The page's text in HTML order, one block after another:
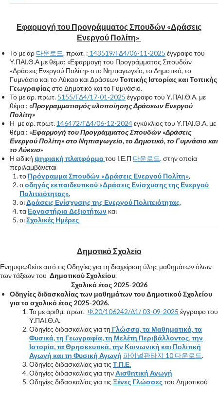
Εφαρμογή του Προγράμματος Σπουδών «Δράσεις
Ενεργού Πολίτη»
Το με αρ 다운로드. πρωτ. : 143519/ΓΔ4/06-11-2025 έγγραφο του
Υ.ΠΑΙ.Θ.Α με θέμα: «Εφαρμογή του Προγράμματος Σπουδών
«Δράσεις Ενεργού Πολίτη» στο Νηπιαγωγείο, το Δημοτικό, το
Γυμνάσιο και το Λύκειο και ΔράσεωνΤοπικής Ιστορίας και Τοπικής
Γεωγραφίαςστο Δημοτικό και το Γυμνάσιο.
Το με αρ. πρωτ. 5155/ΓΔ4/17-01-2025 έγγραφο του Υ.ΠΑΙ.Θ.Α. με
θέμα : «Προγραμματισμός υλοποίησης Δράσεων Ενεργού
Πολίτη»
Η με αρ. πρωτ. 146472/ΓΔ4/06-12-2024εγκύκλιος του Υ.ΠΑΙ.Θ.Α. με
θέμα : «Εφαρμογή του Προγράμματος Σπουδών «Δράσεις
Ενεργού Πολίτη» στο Νηπιαγωγείο, το Δημοτικό, το Γυμνάσιο και
το Λύκειο»
Η ειδική ψηφιακή πλατφόρματου Ι.Ε.Π 다운로드. στην οποία
περιλαμβάνεται
το Πρόγραμμα Σπουδών «Δράσεις Ενεργού Πολίτη»,
οοδηγός εκπαιδευτικού «Δράσεις Ενίσχυσης της Ενεργού
Πολιτειότητας»,
οιΔράσεις Ενίσχυσης της Ενεργού Πολιτειότητας,
τα Εργαστήρια Δεξιοτήτων και
οιΣχολικές Ημέρες
Δημοτικό Σχολείο
Ενημερωθείτε από τις Οδηγίες για τη διαχείριση ύλης μαθημάτων όλων
των τάξεων του Δημοτικού Σχολείου.
Σχολικό έτος 2025-2026
Οδηγίες διδασκαλίας των μαθημάτων του Δημοτικού Σχολείου
για το σχολικό έτος 2025-2026.
Το με αριθμ. πρωτ. Φ.20/106242/Δ1/ 03-09-2025 έγγραφο του
Υ.ΠΑΙ.Θ.Α.
Οδηγίες διδασκαλίας για τη Γλώσσα, τα Μαθηματικά, τα
Φυσικά, τη Γεωγραφία, τη Μελέτη Περιβάλλοντος, την
Ιστορία, τα Θρησκευτικά, την Κοινωνική και Πολιτική
Αγωγή και τη Φυσική Αγωγή 파이널판타지 10 다운로드.
Οδηγίες διδασκαλίας για τις Τ.Π.Ε.
Οδηγίες διδασκαλίας για τηνΑισθητική Αγωγή
Οδηγίες διδασκαλίας για τις Ξένες Γλώσσεςτου Δημοτικού